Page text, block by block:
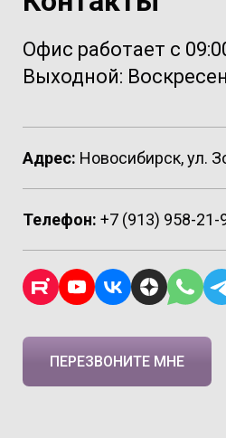
Офис работает с
Выходной:
Адрес: Новосибирск, ул.
Телефон: +7 (913) 958-21-
ПЕРЕЗВОНИТЕ МНЕ